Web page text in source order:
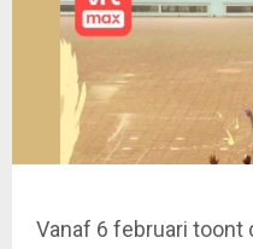
Vanaf 6 februari toont